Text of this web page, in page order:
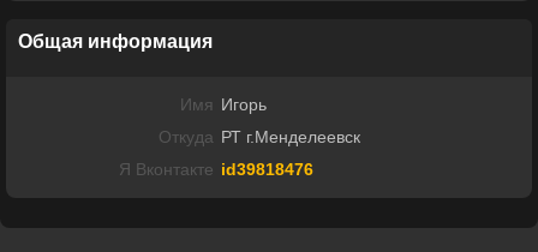
Общая информация
Имя Игорь
Откуда РТ г.Менделеевск
Я Вконтакте id39818476